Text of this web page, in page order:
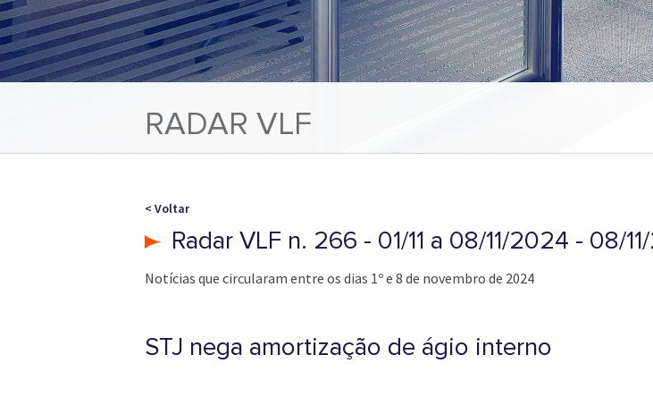
RADAR VLF
< Voltar
Radar VLF n. 266 - 01/11 a 08/11/2024 - 08/
Notícias que circularam entre os dias 1º e 8 de novembro de 2024
STJ nega amortização de ágio interno